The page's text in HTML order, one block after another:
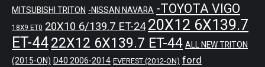
MITSUBISHI TRITON -NISSAN NAVARA -TOYOTA VIGO
18X9 ET0 20X10 6/139.7 ET-24 20X12 6X139.7
ET-4422X12 6X139.7 ET-44 ALL NEW TRITON
(2015-ON) D40 2006-2014 EVEREST (2012-ON) ford